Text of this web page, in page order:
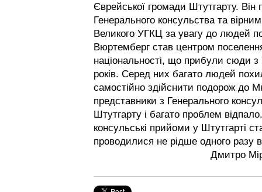
Єврейської громади Штутгарту. Він
Генерального консульства та
Великого УГКЦ за увагу до людей
Вюртемберг став центром
національності, що прибули сюди з
років. Серед них багато людей
самостійно здійснити подорож до
представники з Генерального
Штутгарту і багато проблем відпало.
консульські прийоми у Штутгарті
проводилися не рідше одного разу
Дмитро